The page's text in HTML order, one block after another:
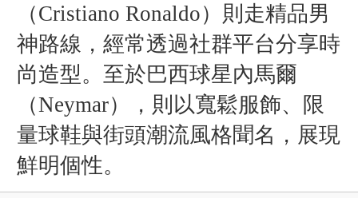
（Cristiano Ronaldo）
則走精品男
神路線，經常透過社群平台分享時
尚造型。至於巴西球星內馬爾
（Neymar）
，則以寬鬆服飾、限
量球鞋與街頭潮流風格聞名，展現
鮮明個性。